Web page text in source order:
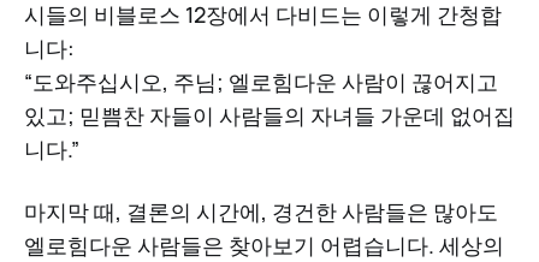
시들의 비블로스 12장에서 다비드는 이렇게 간청합
니다:
“도와주십시오, 주님; 엘로힘다운 사람이 끊어지고
있고; 믿쁨찬 자들이 사람들의 자녀들 가운데 없어집
니다.”
마지막 때, 결론의 시간에, 경건한 사람들은 많아도
엘로힘다운 사람들은 찾아보기 어렵습니다. 세상의